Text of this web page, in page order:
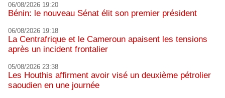
06/08/2026 19:20
Bénin: le nouveau Sénat élit son premier président
06/08/2026 19:18
La Centrafrique et le Cameroun apaisent les tensions
après un incident frontalier
05/08/2026 23:38
Les Houthis affirment avoir visé un deuxième pétrolier
saoudien en une journée